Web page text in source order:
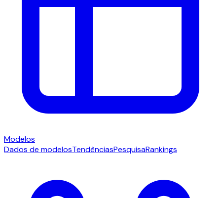
Modelos
Dados de modelosTendênciasPesquisaRankings